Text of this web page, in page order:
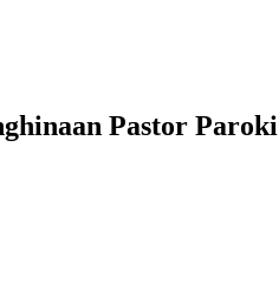
Pastor